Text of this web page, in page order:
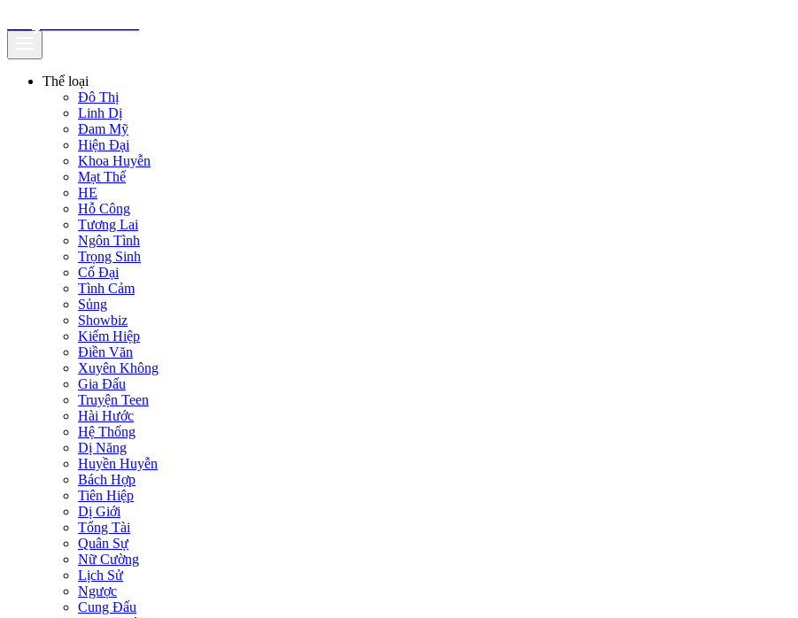
Thể loại
Đô Thị
Linh Dị
Đam Mỹ
Hiện Đại
Khoa Huyễn
Mạt Thế
HE
Hỗ Công
Tương Lai
Ngôn Tình
Trọng Sinh
Cổ Đại
Tình Cảm
Sủng
Showbiz
Kiếm Hiệp
Điền Văn
Xuyên Không
Gia Đấu
Truyện Teen
Hài Hước
Hệ Thống
Dị Năng
Huyền Huyễn
Bách Hợp
Tiên Hiệp
Dị Giới
Tổng Tài
Quân Sự
Nữ Cường
Lịch Sử
Ngược
Cung Đấu